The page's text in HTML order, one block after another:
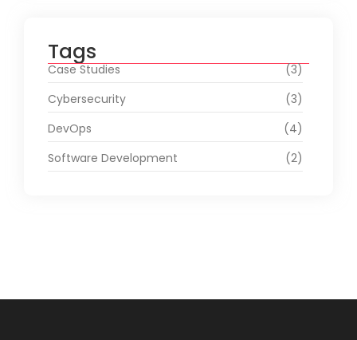
Tags
Case Studies
(3)
Cybersecurity
(3)
DevOps
(4)
Software Development
(2)